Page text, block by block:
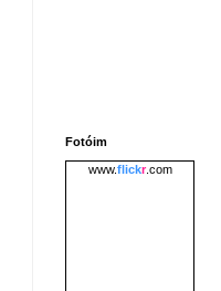
Fotóim
www.flickr.com